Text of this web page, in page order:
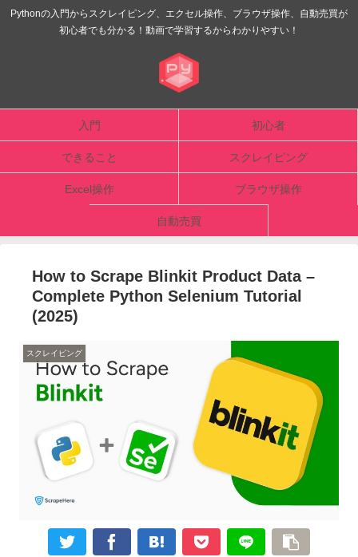
Pythonの入門からスクレイピング、エクセル操作、ブラウザ操作、自動売買が
初心者でも分かる！動画で学習するからわかりやすい！
入門 初心者
できること スクレイピング
Excel操作 ブラウザ操作
自動売買
How to Scrape Blinkit Product Data –
Complete Python Selenium Tutorial
(2025)
スクレイピング